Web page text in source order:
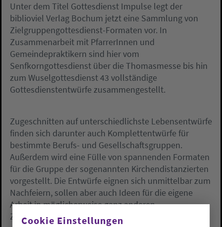
Unter dem Titel Gottesdienst Impulse legt der
biblioviel Verlag Bochum jetzt eine Sammlung von
Zielgruppengottesdienst-Formaten vor. In
Zusammenarbeit mit PfarrerInnen und
Gemeindepraktikern sind hier vom
Senfkorngottesdienst über die Thomasmesse bis hin
zum Wuselgottesdienst 43 vollständige
Gottesdienstentwürfe zusammengestellt.
Zugeschnitten auf unterschiedlichste Lebensentwürfe
finden sich darunter auch Komplettentwürfe für
bestimmte Berufs- und Gesellschaftsgruppen.
Außerdem wird eine Fülle von spannenden Formaten
für die Gruppe der sogenannten Kirchendistanzierten
vorgestellt. Die Entwürfe eignen sich unmittelbar zum
Nachfeiern, sollen aber auch Ideen für die eigene
Arbeit in möglicherweise ganz anderen
Zusammenhängen geben.
Cookie Einstellungen